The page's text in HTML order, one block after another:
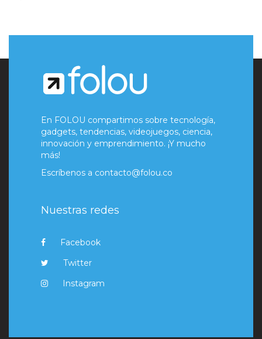
En FOLOU compartimos sobre tecnología,
gadgets, tendencias, videojuegos, ciencia,
innovación y emprendimiento. ¡Y mucho
más!
Escríbenos a contacto@folou.co
Nuestras redes
Facebook
Twitter
Instagram